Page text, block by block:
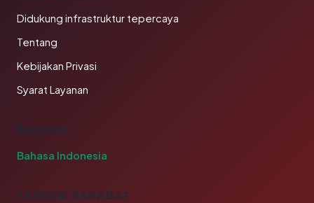
Didukung infrastruktur tepercaya
Tentang
Kebijakan Privasi
Syarat Layanan
BAHASA
Bahasa Indonesia
TAUTAN SAHABAT